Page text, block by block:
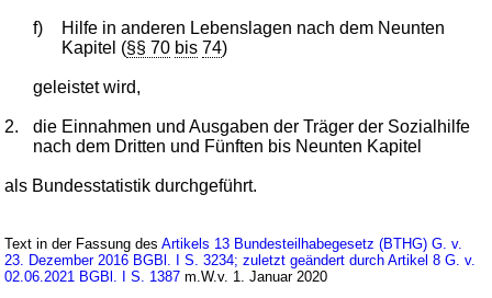
f)
Hilfe in anderen Lebenslagen nach dem Neunten
Kapitel (§§ 70 bis 74)
geleistet wird,
2.
die Einnahmen und Ausgaben der Träger der Sozialhilfe
nach dem Dritten und Fünften bis Neunten Kapitel
als Bundesstatistik durchgeführt.
Text in der Fassung desArtikels 13 Bundesteilhabegesetz (BTHG) G. v.
23. Dezember 2016 BGBl. I S. 3234; zuletzt geändert durch Artikel 8 G. v.
02.06.2021 BGBl. I S. 1387 m.W.v. 1. Januar 2020